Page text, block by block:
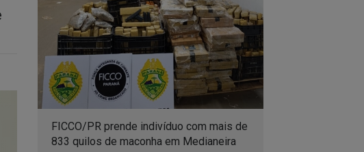
FICCO/PR prende indivíduo com mais de
833 quilos de maconha em Medianeira